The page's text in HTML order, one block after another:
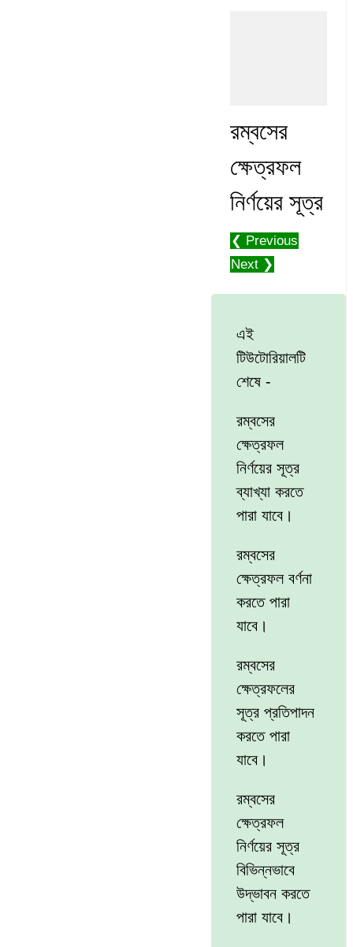
রম্বসের
ক্ষেত্রফল
নির্ণয়ের সূত্র
❮ Previous
Next ❯
এই
টিউটোরিয়ালটি
শেষে -
রম্বসের
ক্ষেত্রফল
নির্ণয়ের সূত্র
ব্যাখ্যা করতে
পারা যাবে।
রম্বসের
ক্ষেত্রফল বর্ণনা
করতে পারা
যাবে।
রম্বসের
ক্ষেত্রফলের
সূত্র প্রতিপাদন
করতে পারা
যাবে।
রম্বসের
ক্ষেত্রফল
নির্ণয়ের সূত্র
বিভিন্নভাবে
উদ্ভাবন করতে
পারা যাবে।